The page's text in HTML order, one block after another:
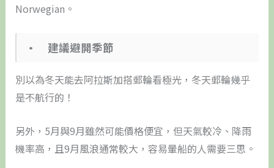
Norwegian。
• 建議避開季節
別以為冬天能去阿拉斯加搭郵輪看極光，冬天郵輪幾乎
是不航行的！
另外，5月與9月雖然可能價格便宜，但天氣較冷、降雨
機率高，且9月風浪通常較大，容易暈船的人需要三思。